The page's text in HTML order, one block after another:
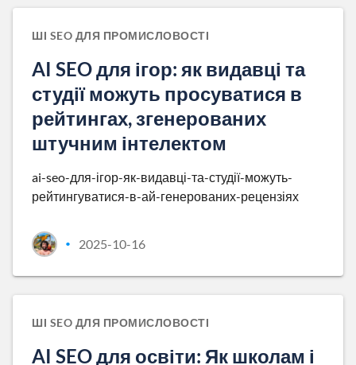
ШІ SEO ДЛЯ ПРОМИСЛОВОСТІ
AI SEO для ігор: як видавці та
студії можуть просуватися в
рейтингах, згенерованих
штучним інтелектом
ai-seo-для-ігор-як-видавці-та-студії-можуть-
рейтингуватися-в-ай-генерованих-рецензіях
• 2025-10-16
ШІ SEO ДЛЯ ПРОМИСЛОВОСТІ
AI SEO для освіти: Як школам і